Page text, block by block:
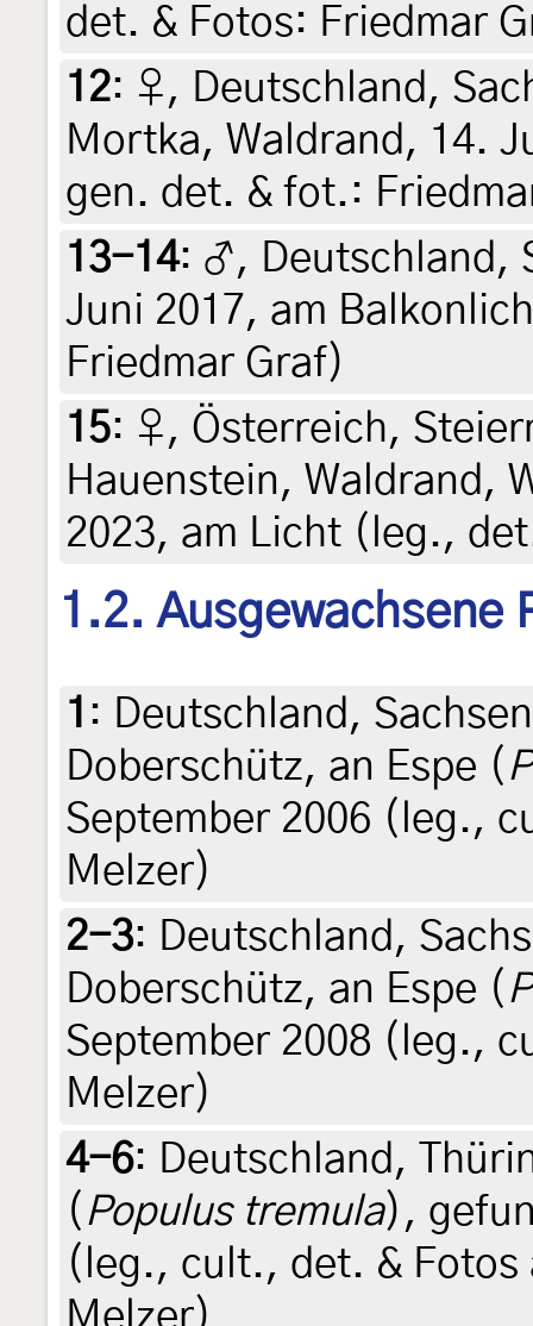
det. & Fotos: Friedmar
12: ♀, Deutschland,
Mortka, Waldrand, 14.
gen. det. & fot.:
13-14: ♂, Deutschland,
Juni 2017, am
Friedmar Graf)
15: ♀, Österreich,
Hauenstein, Waldrand,
2023, am Licht (leg.,
1.2. Ausgewachsene
1 : Deutschland,
Doberschütz, an Espe (
September 2006 (leg.,
Melzer)
2-3: Deutschland,
Doberschütz, an Espe (
September 2008 (leg.,
Melzer)
4-6: Deutschland,
( Populus tremula),
(leg., cult., det. & Fotos
Melzer)